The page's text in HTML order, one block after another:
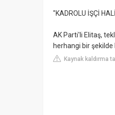
"KADROLU İŞÇİ
AK Parti'li Elitaş,
herhangi bir
Kaynak kaldırma